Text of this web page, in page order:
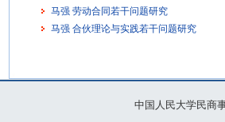
马强 劳动合同若干问题研究
马强 合伙理论与实践若干问题研究
中国人民大学民商